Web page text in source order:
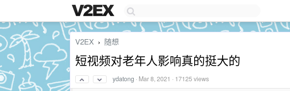
V2EX › 随想
短视频对老年人影响真的挺大的
ydatong · Mar 8, 2021 · 17125 views